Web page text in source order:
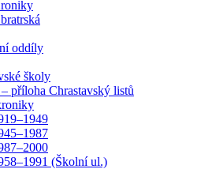
oddíly
školy
příloha Chrastavský listů
(Školní ul.)